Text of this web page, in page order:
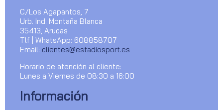
C/Los Agapantos, 7
Urb. Ind. Montaña Blanca
35413, Arucas
Tlf | WhatsApp: 608858707
Email: clientes@estadiosport.es
Horario de atención al cliente:
Lunes a Viernes de 08:30 a 16:00
Información